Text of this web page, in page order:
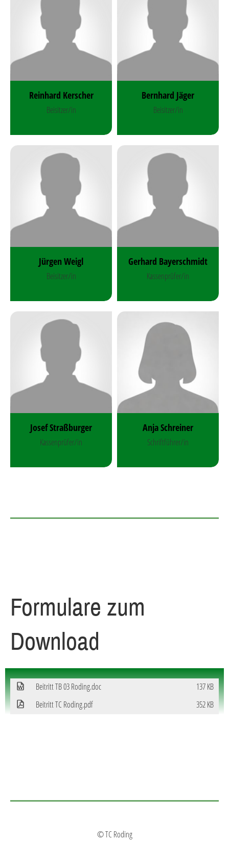
Reinhard Kerscher
Beisitzer/in
Bernhard Jäger
Beisitzer/in
Jürgen Weigl
Beisitzer/in
Gerhard Bayerschmidt
Kassenprüfer/in
Josef Straßburger
Kassenprüfer/in
Anja Schreiner
Schriftführer/in
Formulare zum
Download
Beitritt TB 03 Roding.doc
137 KB
Beitritt TC Roding.pdf
352 KB
© TC Roding